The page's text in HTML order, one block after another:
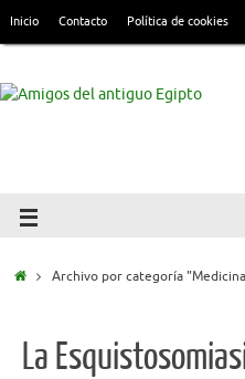
Inicio Contacto Política de cookies
Archivo por categoría
La